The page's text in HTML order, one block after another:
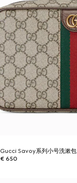
Gucci Savoy系列小号洗漱包
€ 650